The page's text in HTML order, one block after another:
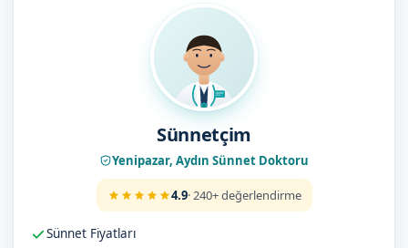
Sünnetçim
Yenipazar, Aydın Sünnet Doktoru
4.9· 240+ değerlendirme
Sünnet Fiyatları